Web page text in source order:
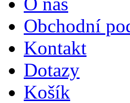
Obchodní
Kontakt
Dotazy
Košík